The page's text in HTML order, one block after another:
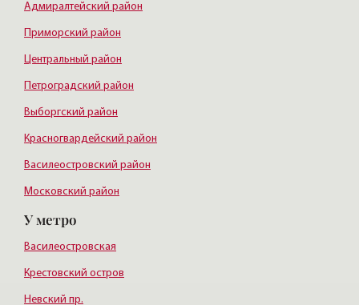
Адмиралтейский район
Приморский район
Центральный район
Петроградский район
Выборгский район
Красногвардейский район
Василеостровский район
Московский район
Курортный район
У метро
Василеостровская
Крестовский остров
Невский пр.